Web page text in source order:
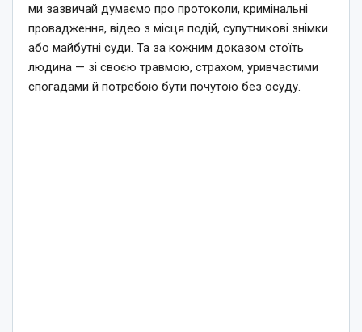
ми зазвичай думаємо про протоколи, кримінальні
провадження, відео з місця подій, супутникові знімки
або майбутні суди. Та за кожним доказом стоїть
людина — зі своєю травмою, страхом, уривчастими
спогадами й потребою бути почутою без осуду.